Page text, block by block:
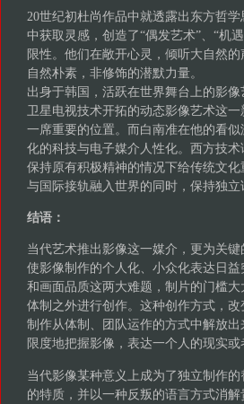
20世纪初杜尚作品中就透露出东方哲
中获取灵感，创造了“偶发艺术”、“机
限性。他们在敞开心灵，倾听大自然
自然朴素，非修饰的潜默力量。
出身于韩国，活跃在世界舞台上的影
卫星电视技术开拓的动态影像艺术这
一席重要的位置。而白南准在他的看
化的科技与电子媒介人性化。西方技
保持原有积极精神的情况下给传统文
与国际接轨融入世界的同时，保持独立
结语：
当代艺术推出影像这一媒介，更为关
使影像制作的个人化、小众化表达日
和画面品质这两大难题，制片的门槛
体制之外进行创作。这种创作方式，
制作从体制、团队运作的方式中解放
限度地把握影像，表达一个人的现实或
当代影像某种意义上成为了独立制作
的特质，并以一种反叛的语言方式消